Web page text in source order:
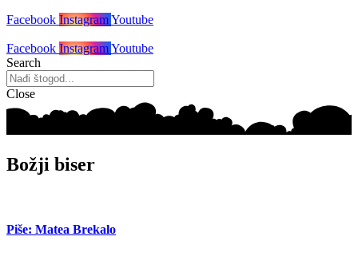
Facebook InstagramYoutube
Facebook InstagramYoutube
Search
Close
Božji biser
Piše: Matea Brekalo